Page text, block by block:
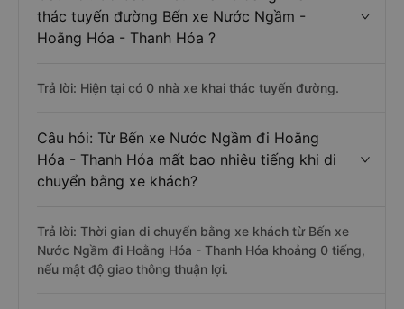
thác tuyến đường Bến xe Nước Ngầm -
Hoằng Hóa - Thanh Hóa ?
Trả lời: Hiện tại có 0 nhà xe khai thác tuyến đường.
Câu hỏi: Từ Bến xe Nước Ngầm đi Hoằng
Hóa - Thanh Hóa mất bao nhiêu tiếng khi di
chuyển bằng xe khách?
Trả lời: Thời gian di chuyển bằng xe khách từ Bến xe
Nước Ngầm đi Hoằng Hóa - Thanh Hóa khoảng 0 tiếng,
nếu mật độ giao thông thuận lợi.